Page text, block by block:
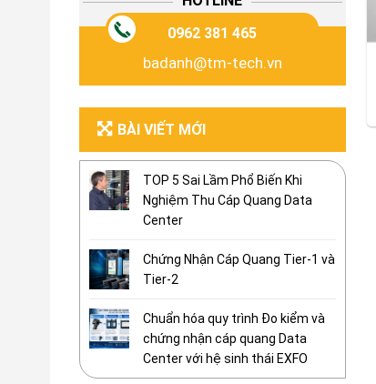
0962 381 465
badanh@tm-tech.vn
BÀI VIẾT MỚI
TOP 5 Sai Lầm Phổ Biến Khi
Nghiệm Thu Cáp Quang Data
Center
Chứng Nhận Cáp Quang Tier-1 và
Tier-2
Chuẩn hóa quy trình Đo kiểm và
chứng nhận cáp quang Data
Center với hệ sinh thái EXFO